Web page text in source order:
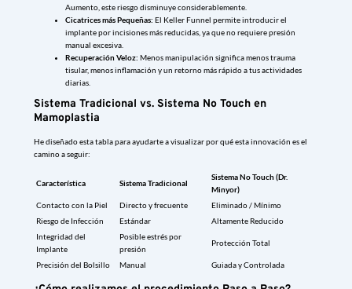
Aumento, este riesgo disminuye considerablemente.
Cicatrices más Pequeñas: El Keller Funnel permite introducir el
implante por incisiones más reducidas, ya que no requiere presión
manual excesiva.
Recuperación Veloz: Menos manipulación significa menos trauma
tisular, menos inflamación y un retorno más rápido a tus actividades
diarias.
Sistema Tradicional vs. Sistema No Touch en
Mamoplastia
He diseñado esta tabla para ayudarte a visualizar por qué esta innovación es el
camino a seguir:
Característica Sistema Tradicional
Sistema No Touch (Dr.
Minyor)
Contacto con la Piel
Directo y frecuente
Eliminado / Mínimo
Riesgo de Infección
Estándar
Altamente Reducido
Integridad del
Implante
Posible estrés por
presión
Protección Total
Precisión del Bolsillo Manual Guiada y Controlada